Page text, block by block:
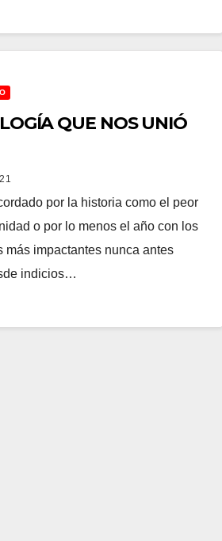
QUE NOS UNIÓ
por la historia como el peor
o por lo menos el año con los
más impactantes nunca antes
indicios…